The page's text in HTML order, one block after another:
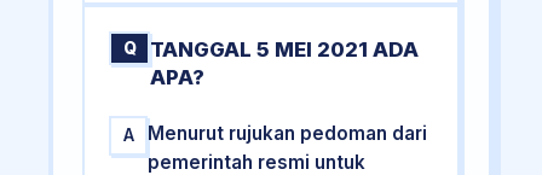
Q
TANGGAL 5 MEI 2021 ADA
APA?
A
Menurut rujukan pedoman dari
pemerintah resmi untuk